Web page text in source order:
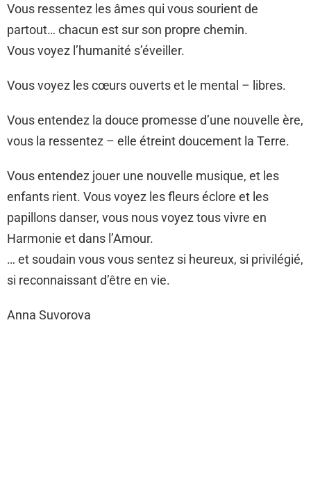
Vous ressentez les âmes qui vous sourient de
partout… chacun est sur son propre chemin.
Vous voyez l’humanité s’éveiller.
Vous voyez les cœurs ouverts et le mental – libres.
Vous entendez la douce promesse d’une nouvelle ère,
vous la ressentez – elle étreint doucement la Terre.
Vous entendez jouer une nouvelle musique, et les
enfants rient. Vous voyez les fleurs éclore et les
papillons danser, vous nous voyez tous vivre en
Harmonie et dans l’Amour.
… et soudain vous vous sentez si heureux, si privilégié,
si reconnaissant d’être en vie.
Anna Suvorova